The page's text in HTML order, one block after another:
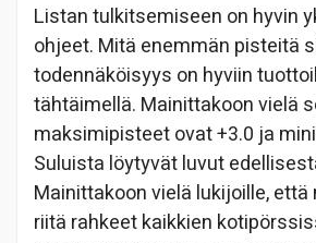
Listan tulkitsemiseen on hyvin
ohjeet. Mitä enemmän pisteitä
todennäköisyys on hyviin
tähtäimellä. Mainittakoon vielä
maksimipisteet ovat +3.0 ja
Suluista löytyvät luvut
Mainittakoon vielä lukijoille,
riitä rahkeet kaikkien